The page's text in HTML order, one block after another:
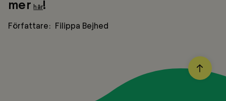
merhär!
Författare: Filippa Bejhed
BACK
TO